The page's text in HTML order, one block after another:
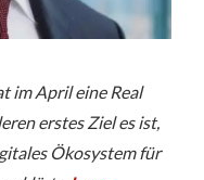
im April eine Real
erstes Ziel es ist,
Ökosystem für